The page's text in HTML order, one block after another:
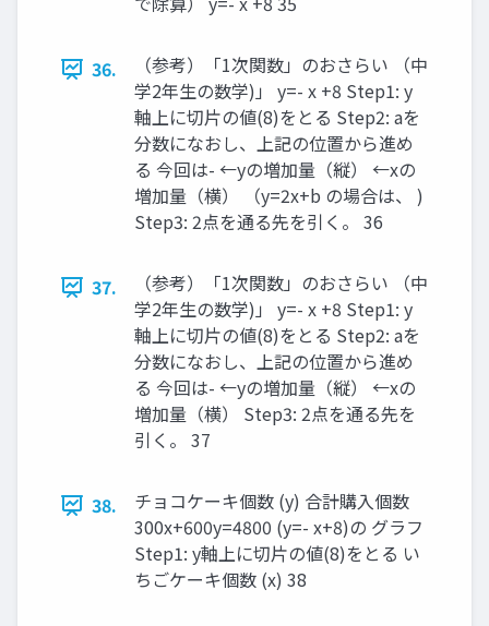
36.
（参考）「1次関数」のおさらい （中
学2年生の数学)」 y=- x +8 Step1: y
軸上に切片の値(8)をとる Step2: aを
分数になおし、上記の位置から進め
る 今回は- ←yの増加量（縦） ←xの
増加量（横） （y=2x+b の場合は、 )
Step3: 2点を通る先を引く。 36
37.
（参考）「1次関数」のおさらい （中
学2年生の数学)」 y=- x +8 Step1: y
軸上に切片の値(8)をとる Step2: aを
分数になおし、上記の位置から進め
る 今回は- ←yの増加量（縦） ←xの
増加量（横） Step3: 2点を通る先を
引く。 37
38.
チョコケーキ個数 (y) 合計購入個数
300x+600y=4800 (y=- x+8)の グラフ
Step1: y軸上に切片の値(8)をとる い
ちごケーキ個数 (x) 38